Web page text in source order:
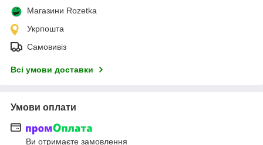
Магазини Rozetka
Укрпошта
Самовивіз
Всі умови доставки
Умови оплати
Ви отримаєте замовлення